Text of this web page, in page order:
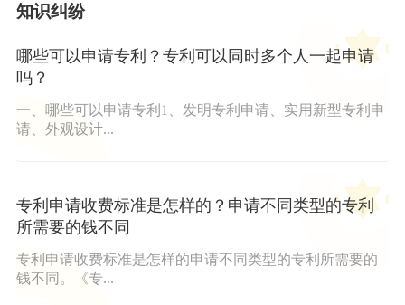
知识纠纷
哪些可以申请专利？专利可以同时多个人一起申请
吗？
一、哪些可以申请专利1、发明专利申请、实用新型专利申
请、外观设计...
专利申请收费标准是怎样的？申请不同类型的专利
所需要的钱不同
专利申请收费标准是怎样的申请不同类型的专利所需要的
钱不同。《专...